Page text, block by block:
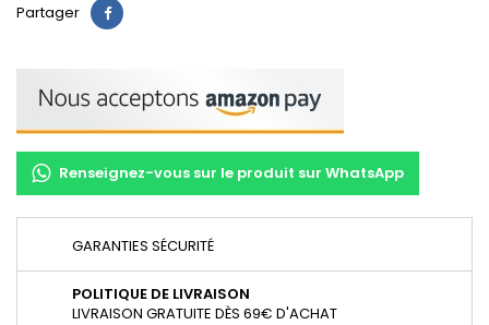
Partager
Renseignez-vous sur le produit sur WhatsApp
GARANTIES SÉCURITÉ
POLITIQUE DE LIVRAISON
LIVRAISON GRATUITE DÈS 69€ D'ACHAT